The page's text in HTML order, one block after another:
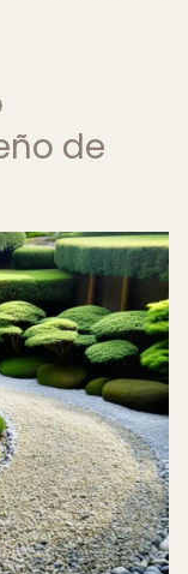
de